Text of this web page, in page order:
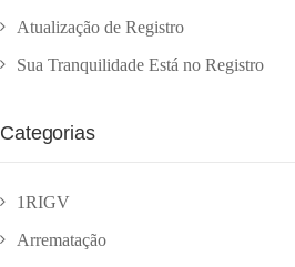
Atualização de Registro
Sua Tranquilidade Está no Registro
Categorias
1RIGV
Arrematação